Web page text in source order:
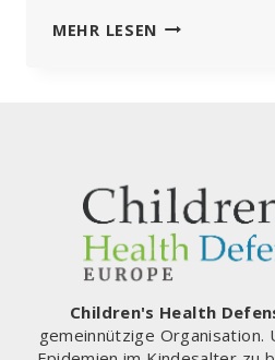
MEHR LESEN DER
FÜR
DIE
„DIGITALE
SICHERHEIT“
EINZUSETZEN
ABER
DAS
Children's Health
gemeinnützige Organisation.